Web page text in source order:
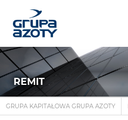
REMIT
GRUPA KAPITAŁOWA GRUPA AZOTY